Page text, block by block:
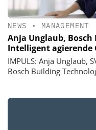
NEWS • MANAGEMENT
Anja Unglaub,
Intelligent agierende
IMPULS: Anja Unglaub,
Bosch Building